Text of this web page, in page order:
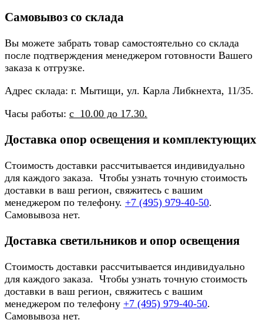
Самовывоз со склада
Вы можете забрать товар самостоятельно со склада
после подтверждения менеджером готовности Вашего
заказа к отгрузке.
Адрес склада: г. Мытищи, ул. Карла Либкнехта, 11/35.
Часы работы: с 10.00 до 17.30.
Доставка опор освещения и комплектующих
Стоимость доставки рассчитывается индивидуально
для каждого заказа. Чтобы узнать точную стоимость
доставки в ваш регион, свяжитесь с вашим
менеджером по телефону. +7 (495) 979-40-50.
Самовывоза нет.
Доставка светильников и опор освещения
Стоимость доставки рассчитывается индивидуально
для каждого заказа. Чтобы узнать точную стоимость
доставки в ваш регион, свяжитесь с вашим
менеджером по телефону +7 (495) 979-40-50.
Самовывоза нет.